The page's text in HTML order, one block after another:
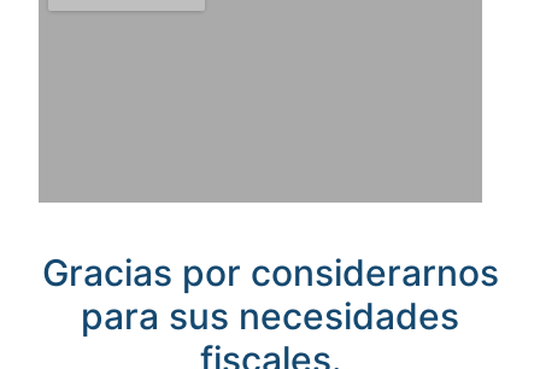
Gracias por considerarnos
para sus necesidades
fiscales.